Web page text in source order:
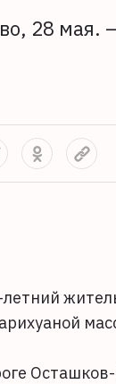
28 мая.